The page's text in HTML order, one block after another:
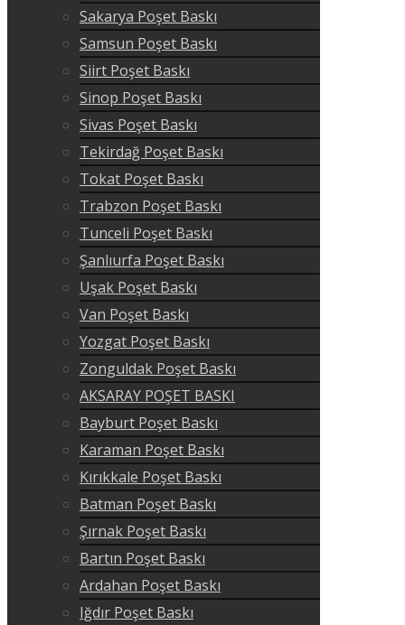
Sakarya Poşet Baskı
Samsun Poşet Baskı
Siirt Poşet Baskı
Sinop Poşet Baskı
Sivas Poşet Baskı
Tekirdağ Poşet Baskı
Tokat Poşet Baskı
Trabzon Poşet Baskı
Tunceli Poşet Baskı
Şanlıurfa Poşet Baskı
Uşak Poşet Baskı
Van Poşet Baskı
Yozgat Poşet Baskı
Zonguldak Poşet Baskı
AKSARAY POŞET BASKI
Bayburt Poşet Baskı
Karaman Poşet Baskı
Kırıkkale Poşet Baskı
Batman Poşet Baskı
Şırnak Poşet Baskı
Bartın Poşet Baskı
Ardahan Poşet Baskı
Iğdır Poşet Baskı